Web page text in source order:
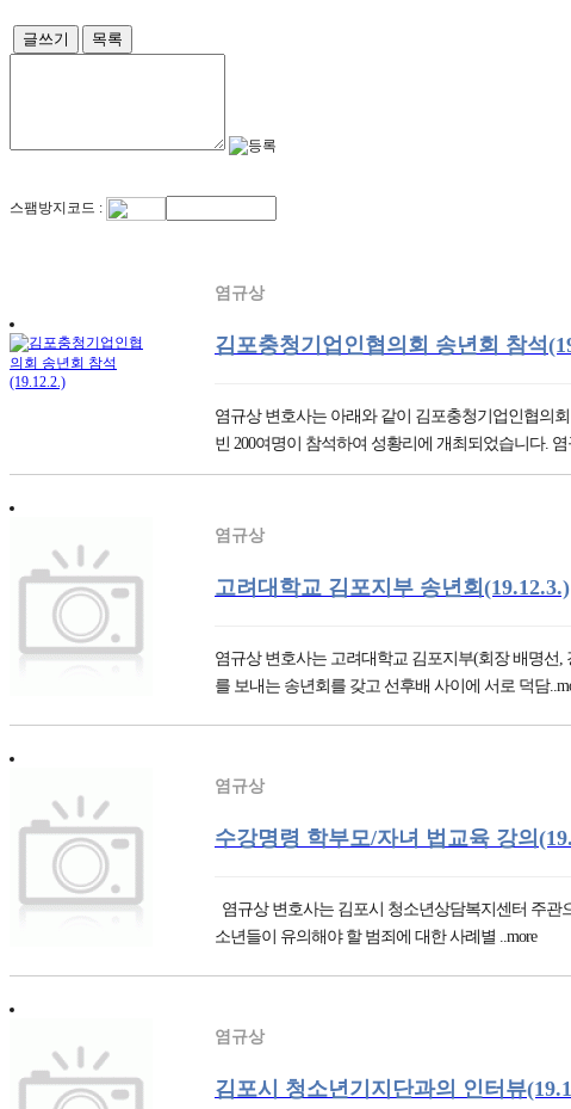
글쓰기 목록
스팸방지코드 :
염규상
김포충청기업인협의회 송년회 참석
염규상 변호사는 아래와 같이 김포충청기업인협의
빈 200여명이 참석하여 성황리에 개최되었습니다. 염
염규상
고려대학교 김포지부 송년회(19.12.3.)
염규상 변호사는 고려대학교 김포지부(회장 배명선,
를 보내는 송년회를 갖고 선후배 사이에 서로 덕담
염규상
수강명령 학부모/자녀 법교육 강의
염규상 변호사는 김포시 청소년상담복지센터 주관
소년들이 유의해야 할 범죄에 대한 사례별 ..more
염규상
김포시 청소년기지단과의 인터뷰